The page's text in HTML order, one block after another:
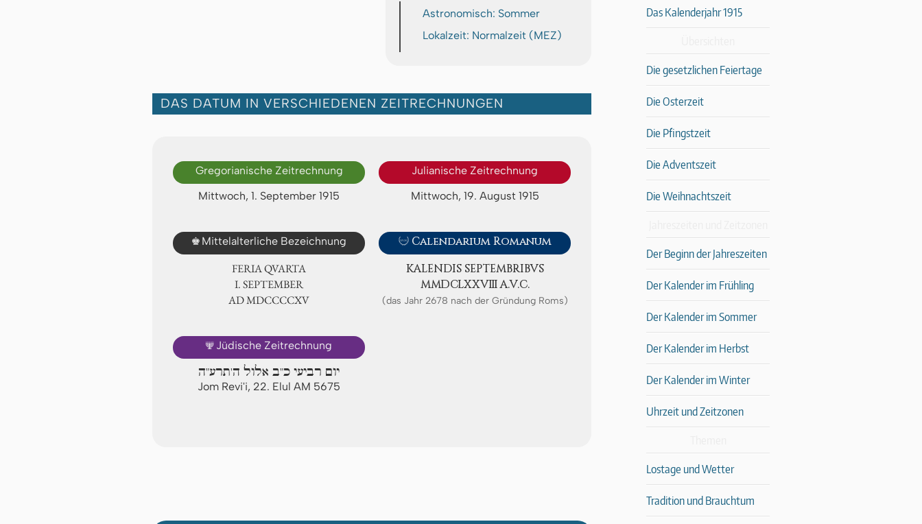
Astronomisch: Sommer
Lokalzeit: Normalzeit (MEZ)
DAS DATUM IN VERSCHIEDENEN ZEITRECHNUNGEN
Gregorianische Zeitrechnung
Mittwoch, 1. September 1915
Julianische Zeitrechnung
Mittwoch, 19. August 1915
♚ Mittelalterliche Bezeichnung
FERIA QUARTA
Ⅰ. SEPTEMBER
AD ⅯⅮⅭⅭⅭⅭⅩⅤ
 Calendarium Romanum
KALENDIS SEP­TEMB­RI­BVS
ⅯⅯⅮⅭⅬⅩⅩⅧ A.V.C.
(das Jahr 2678 nach der Gründung Roms)
🕎 Jüdische Zeitrechnung
יום רביעי כ"ב אלול ה'תרע"ה
Jom Revi'i, 22. Elul AM 5675
Das Kalenderjahr 1915
Die gesetzlichen Feiertage
Die Osterzeit
Die Pfingstzeit
Die Adventszeit
Die Weihnachtszeit
Der Beginn der Jahreszeiten
Der Kalender im Frühling
Der Kalender im Sommer
Der Kalender im Herbst
Der Kalender im Winter
Uhrzeit und Zeitzonen
Lostage und Wetter
Tradition und Brauchtum